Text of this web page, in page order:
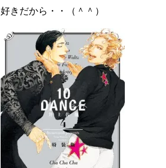
好きだから・・（＾＾）